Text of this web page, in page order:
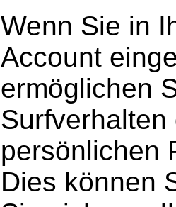
Wenn Sie in
Account
ermöglichen
persönlichen
Dies können